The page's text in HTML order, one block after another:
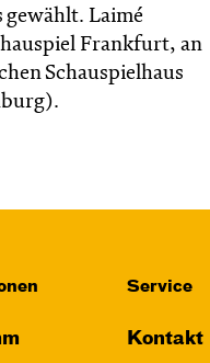
gewählt. Laimé
Frankfurt, an
Schauspielhaus
Service
Kontakt